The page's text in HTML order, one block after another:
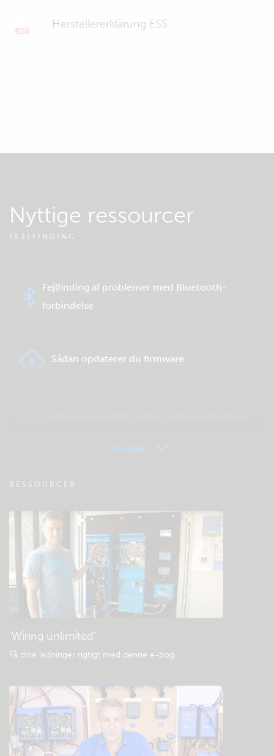
Herstellererklärung ESS
Nyttige ressourcer
FEJLFINDING
Fejlfinding af problemer med Bluetooth-
forbindelse
Sådan opdaterer du firmware
fjernovervågning
Tjek fællesskabets videnbase
Generelle downloads og dokumentation
Vis mere
RESSOURCER
'Wiring unlimited'
Få dine ledninger rigtigt med denne e-bog.